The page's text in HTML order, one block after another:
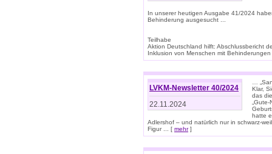
In unserer heutigen Ausgabe 41/2024
Behinderung ausgesucht ...
Teilhabe
Aktion Deutschland hilft: Abschlussbericht
Inklusion von Menschen mit
LVKM-Newsletter 40/2024
22.11.2024
…
Klar,
das
hatte
Adlershof – und natürlich nur in schwarz-
Figur ... [ mehr]